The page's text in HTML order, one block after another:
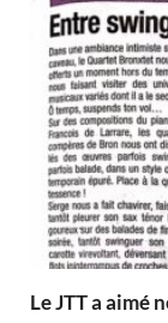
Le JTT a aimé